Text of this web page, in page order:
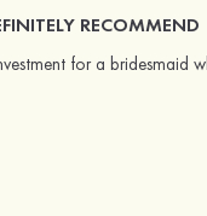
RECOMMEND
for a bridesmaid